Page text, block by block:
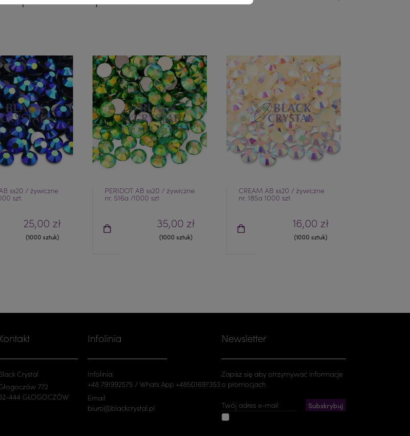
Poprzedni
Następny
ss20 / żywiczne
szt.
25,00 zł
(1000 sztuk)
PERIDOT AB ss20 / żywiczne
nr. 516a /1000 szt
35,00 zł
(1000 sztuk)
CREAM AB ss20 / żywiczne
nr. 185a 1000 szt.
16,00 zł
(1000 sztuk)
Kontakt
Crystal
772
444 GŁOGOCZÓW
Infolinia
Infolinia:
+48 791992575 / Whats App +48501697353
Email:
biuro@blackcrystal.pl
Newsletter
Zapisz się aby otrzymywać informacje
o promocjach.